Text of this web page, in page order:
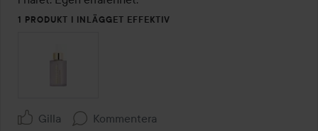
1 PRODUKT I INLÄGGET EFFEKTIV
Gilla Kommentera